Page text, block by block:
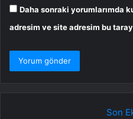
Daha sonraki yorumlarımda
adresim ve site adresim bu
Son